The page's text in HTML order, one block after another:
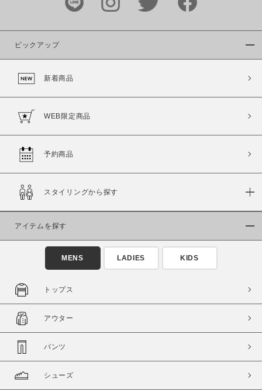
カラー
商品タイプ
通常商品
セール価格 WEB限定
在庫
在庫あり
ピックアップ
新着商品
WEB限定商品
予約商品
スタイリングから探す
アイテムを探す
MENS LADIES KIDS
トップス
アウター
パンツ
シューズ